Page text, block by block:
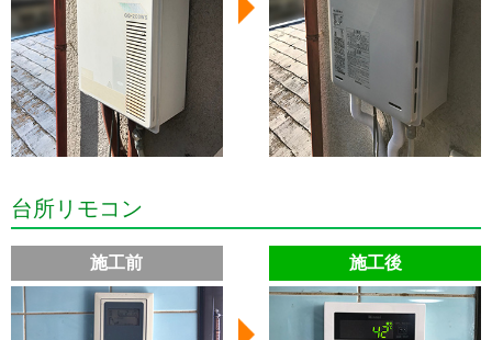
台所リモコン
施工前 施工後